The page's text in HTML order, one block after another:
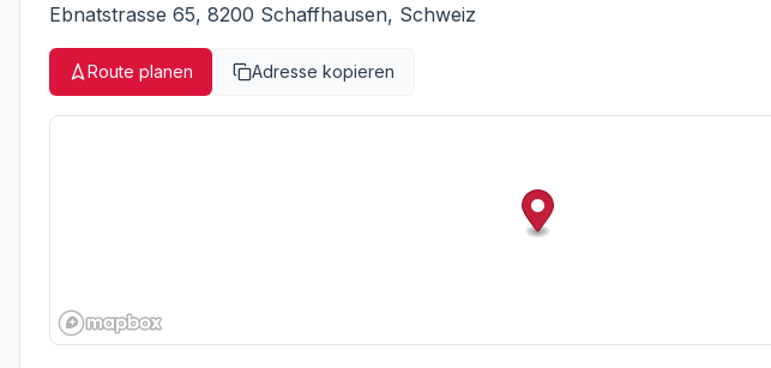
Ebnatstrasse 65, 8200 Schaffhausen, Schweiz
Route planen Adresse kopieren